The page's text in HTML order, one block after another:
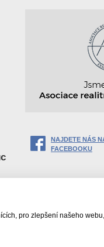
NAJDETE NÁS
FACEBOOKU
pro zlepšení našeho